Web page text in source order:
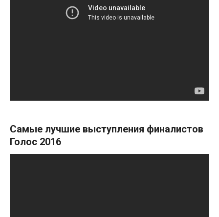
Самые лучшие выступления финалистов
Голос 2016